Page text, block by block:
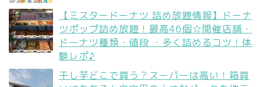
【ミスタードーナツ 詰め放題情報】ドーナ
ツポップ詰め放題！最高46個☆開催店舗・
ドーナツ種類・値段 ・多く詰めるコツ！体
験レポ♪
干し芋どこで買う？スーパーは高い！箱買